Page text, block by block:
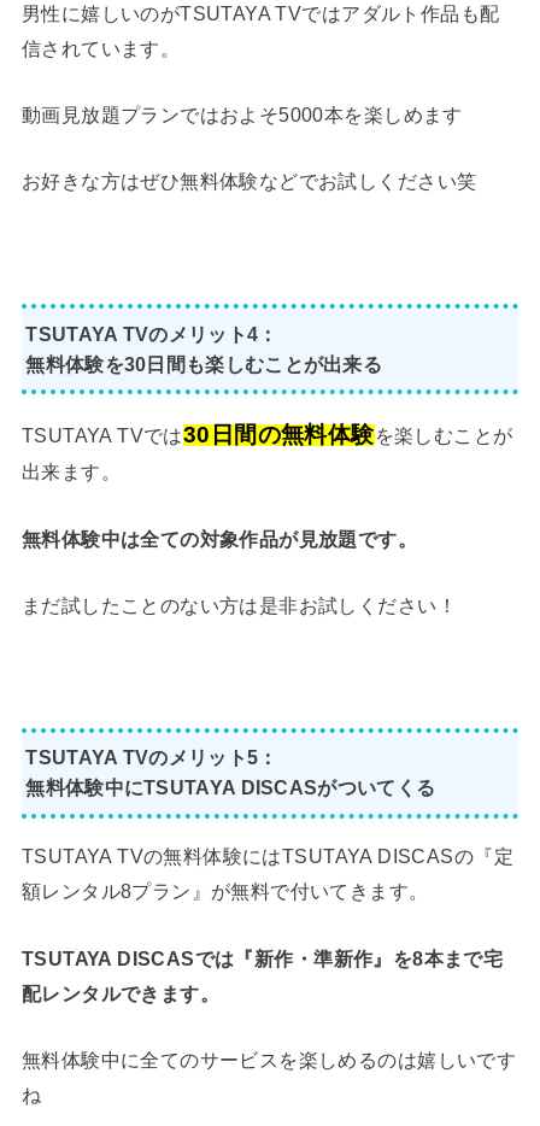
男性に嬉しいのがTSUTAYA TVではアダルト作品も配
信されています。
動画見放題プランではおよそ5000本を楽しめます
お好きな方はぜひ無料体験などでお試しください笑
TSUTAYA TVのメリット4：
無料体験を30日間も楽しむことが出来る
TSUTAYA TVでは30日間の無料体験を楽しむことが
出来ます。
無料体験中は全ての対象作品が見放題です。
まだ試したことのない方は是非お試しください！
TSUTAYA TVのメリット5：
無料体験中にTSUTAYA DISCASがついてくる
TSUTAYA TVの無料体験にはTSUTAYA DISCASの『定
額レンタル8プラン』が無料で付いてきます。
TSUTAYA DISCASでは『新作・準新作』を8本まで宅
配レンタルできます。
無料体験中に全てのサービスを楽しめるのは嬉しいです
ね